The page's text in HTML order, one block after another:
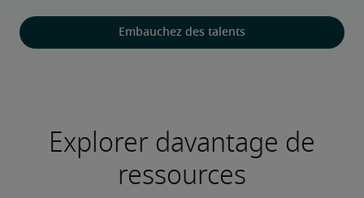
Embauchez des talents
Explorer davantage de
ressources